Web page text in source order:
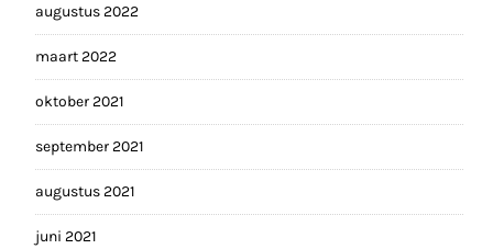
augustus 2022
maart 2022
oktober 2021
september 2021
augustus 2021
juni 2021